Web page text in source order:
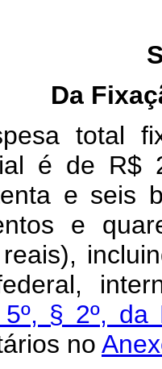
Da
total
é de R$
e seis
e
5º, § 2º,
no